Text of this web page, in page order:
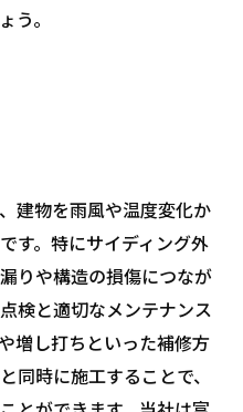
う。
建物を雨風や温度変化か
す。特にサイディング外
りや構造の損傷につなが
検と適切なメンテナンス
増し打ちといった補修方
同時に施工することで、